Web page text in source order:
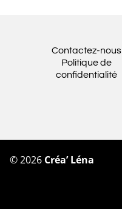
Contactez-nous
Politique de
confidentialité
©2026 Créa’ Léna